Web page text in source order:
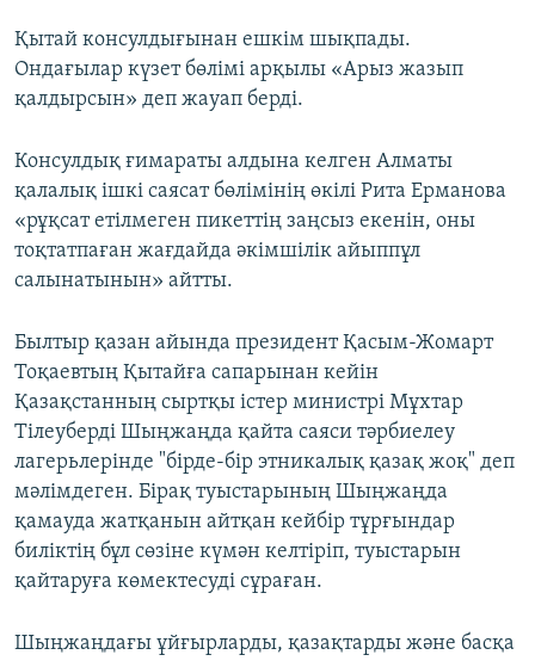
Қытай консулдығынан ешкім шықпады.
Ондағылар күзет бөлімі арқылы «Арыз жазып
қалдырсын» деп жауап берді.
Консулдық ғимараты алдына келген Алматы
қалалық ішкі саясат бөлімінің өкілі Рита Ерманова
«рұқсат етілмеген пикеттің заңсыз екенін, оны
тоқтатпаған жағдайда әкімшілік айыппұл
салынатынын» айтты.
Былтыр қазан айында президент Қасым-Жомарт
Тоқаевтың Қытайға сапарынан кейін
Қазақстанның сыртқы істер министрі Мұхтар
Тілеуберді Шыңжаңда қайта саяси тәрбиелеу
лагерьлерінде "бірде-бір этникалық қазақ жоқ" деп
мәлімдеген. Бірақ туыстарының Шыңжаңда
қамауда жатқанын айтқан кейбір тұрғындар
биліктің бұл сөзіне күмән келтіріп, туыстарын
қайтаруға көмектесуді сұраған.
Шыңжаңдағы ұйғырларды, қазақтарды және басқа